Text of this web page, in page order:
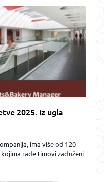
2025. iz ugla
ima više od 120
rade timovi zaduženi